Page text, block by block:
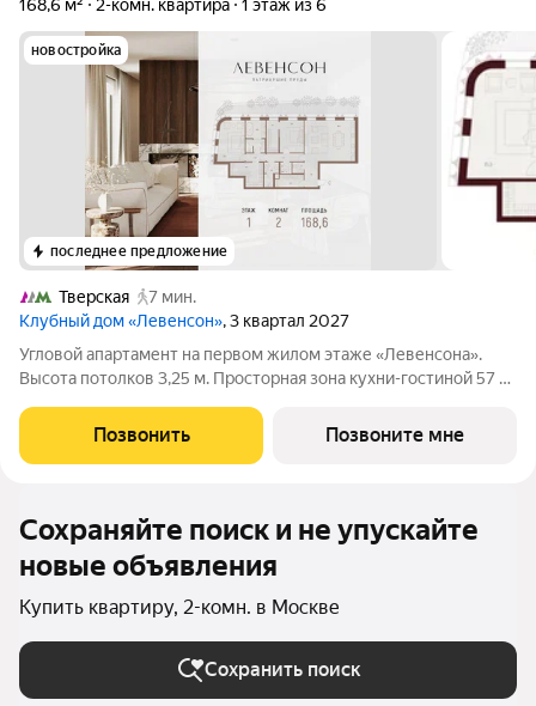
168,6 м² 2-комн. квартира 1 этаж из 6
новостройка
последнее предложение
Тверская
7 мин.
Клубный дом «Левенсон», 3 квартал 2027
Угловой апартамент на первом жилом этаже «Левенсона».
Высота потолков 3,25 м. Просторная зона кухни-гостиной 57 м
который не покидает дом до вечера. Два мастер блока по
стандартам Веспер с
Позвонить Позвоните мне
Сохраняйте поиск и не упускайте
новые объявления
Купить квартиру, 2-комн. в Москве
Сохранить поиск